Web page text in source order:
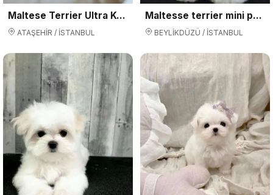
Maltese Terrier Ultra Küçük Yavrularımız
ATAŞEHİR / İSTANBUL
Maltesse terrier mini puppy boy yavrular
BEYLİKDÜZÜ / İSTANBUL